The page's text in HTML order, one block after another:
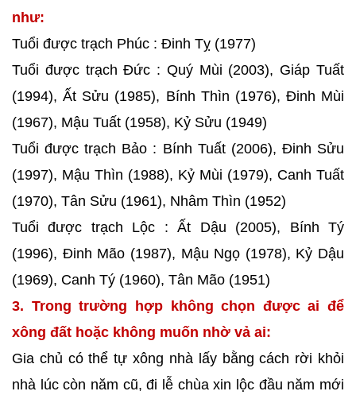
như:
Tuổi được trạch Phúc : Đinh Tỵ (1977)
Tuổi được trạch Đức : Quý Mùi (2003), Giáp Tuất
(1994), Ất Sửu (1985), Bính Thìn (1976), Đinh Mùi
(1967), Mậu Tuất (1958), Kỷ Sửu (1949)
Tuổi được trạch Bảo : Bính Tuất (2006), Đinh Sửu
(1997), Mậu Thìn (1988), Kỷ Mùi (1979), Canh Tuất
(1970), Tân Sửu (1961), Nhâm Thìn (1952)
Tuổi được trạch Lộc : Ất Dậu (2005), Bính Tý
(1996), Đinh Mão (1987), Mậu Ngọ (1978), Kỷ Dậu
(1969), Canh Tý (1960), Tân Mão (1951)
3. Trong trường hợp không chọn được ai để
xông đất hoặc không muốn nhờ vả ai:
Gia chủ có thể tự xông nhà lấy bằng cách rời khỏi
nhà lúc còn năm cũ, đi lễ chùa xin lộc đầu năm mới